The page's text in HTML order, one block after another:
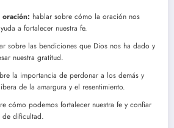
oración: hablar sobre cómo la oración nos
a fortalecer nuestra fe.
sobre las bendiciones que Dios nos ha dado y
nuestra gratitud.
la importancia de perdonar a los demás y
de la amargura y el resentimiento.
cómo podemos fortalecer nuestra fe y confiar
de dificultad.